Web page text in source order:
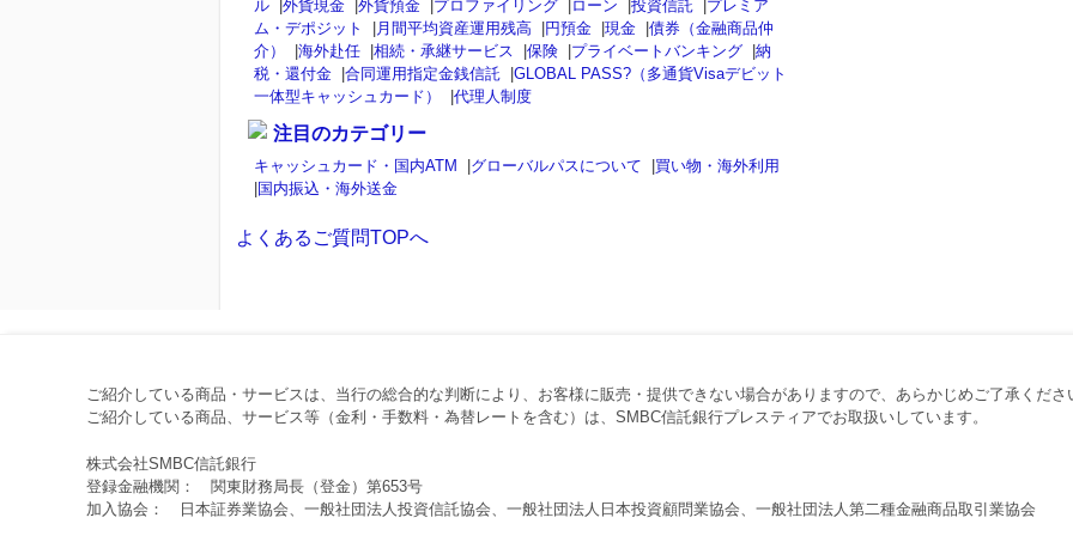
ル |外貨現金 |外貨預金 |プロファイリング |ローン |投資信託 |プレミア
ム・デポジット
| 月間平均資産運用残高 |円預金 |現金 |債券（金融商品仲
介）
|海外赴任 |相続・承継サービス |保険 |プライベートバンキング |納
税・還付金 |合同運用指定金銭信託 |GLOBAL PASS?（多通貨Visaデビット
一体型キャッシュカード）
|代理人制度
注目のカテゴリー
キャッシュカード・国内ATM |グローバルパスについて |買い物・海外利用
|国内振込・海外送金
よくあるご質問TOPへ
ご紹介している商品・サービスは、当行の総合的な判断により、お客様に販売・提供できない場合がありますので、あらかじめご了承くださ
ご紹介している商品、サービス等（金利・手数料・為替レートを含む）は、SMBC信託銀行プレスティアでお取扱いしています。
株式会社SMBC信託銀行
登録金融機関： 関東財務局長（登金）第653号
加入協会： 日本証券業協会、一般社団法人投資信託協会、一般社団法人日本投資顧問業協会、一般社団法人第二種金融商品取引業協会